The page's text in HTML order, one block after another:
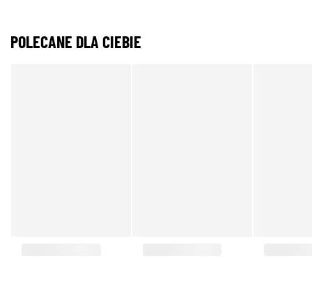
POLECANE DLA CIEBIE